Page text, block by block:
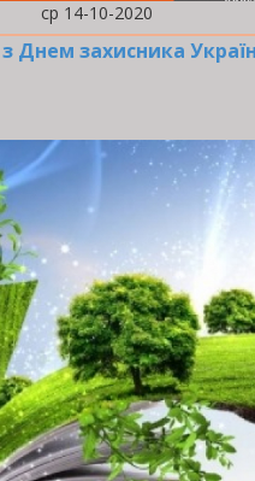
ср 14-10-2020
Днем захисника